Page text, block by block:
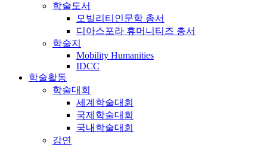
학술도서
모빌리티인문학 총서
디아스포라 휴머니티즈 총서
학술지
Mobility Humanities
IDCC
학술활동
학술대회
세계학술대회
국제학술대회
국내학술대회
강연